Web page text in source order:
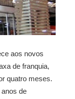
aos novos
de franquia,
quatro meses.
de